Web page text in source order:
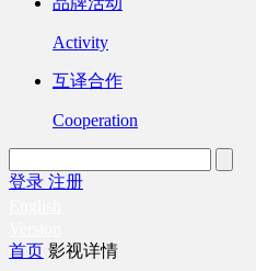
Activity
互译合作
Cooperation
登录 注册
首页 影视详情